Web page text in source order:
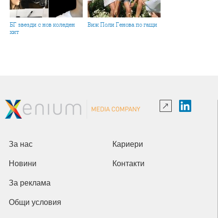
БГ звезди с нов коледен
хит
Виж Поли Генова по гащи
За нас Кариери
Новини Контакти
За реклама
Общи условия